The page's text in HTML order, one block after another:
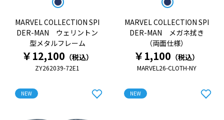
MARVEL COLLECTION SPI
DER-MAN ウェリントン
型メタルフレーム
￥12,100 （税込）
ZY262039-72E1
MARVEL COLLECTION SPI
DER-MAN メガネ拭き
（両面仕様）
￥1,100 （税込）
MARVEL26-CLOTH-NY
NEW NEW